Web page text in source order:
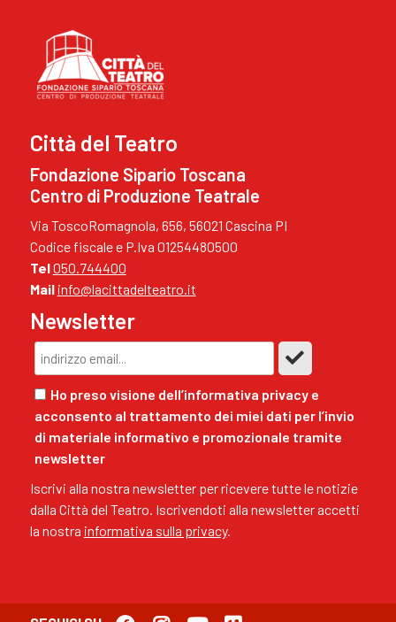
Città del Teatro
Fondazione Sipario Toscana
Centro di Produzione Teatrale
Via ToscoRomagnola, 656, 56021 Cascina PI
Codice fiscale e P.Iva 01254480500
Tel050.744400
Mail info@lacittadelteatro.it
Newsletter
Ho preso visione dell’informativa privacy e
acconsento al trattamento dei miei dati per l’invio
di materiale informativo e promozionale tramite
newsletter
Iscrivi alla nostra newsletter per ricevere tutte le notizie
dalla Città del Teatro. Iscrivendoti alla newsletter accetti
la nostra informativa sulla privacy.